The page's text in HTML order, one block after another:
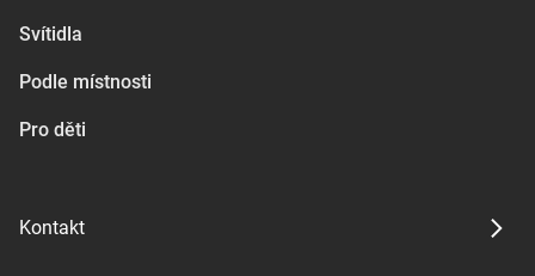
Svítidla
Podle místnosti
Pro děti
Kontakt